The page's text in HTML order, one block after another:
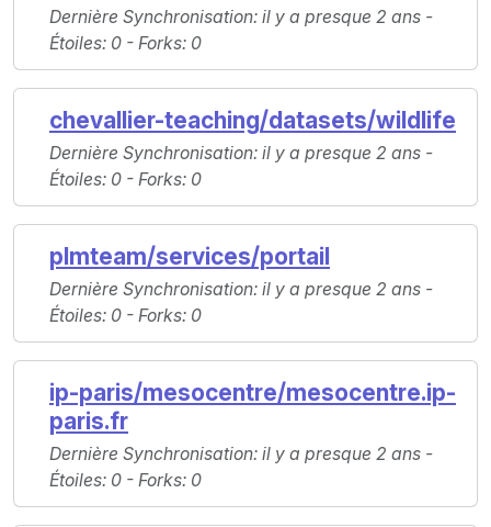
Dernière Synchronisation: il y a presque 2 ans -
Étoiles: 0 - Forks: 0
chevallier-teaching/datasets/wildlife
Dernière Synchronisation: il y a presque 2 ans -
Étoiles: 0 - Forks: 0
plmteam/services/portail
Dernière Synchronisation: il y a presque 2 ans -
Étoiles: 0 - Forks: 0
ip-paris/mesocentre/mesocentre.ip-
paris.fr
Dernière Synchronisation: il y a presque 2 ans -
Étoiles: 0 - Forks: 0